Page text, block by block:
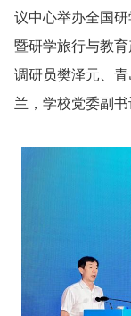
议中心举办全国
暨研学旅行与教
调研员樊泽元、
兰，学校党委副